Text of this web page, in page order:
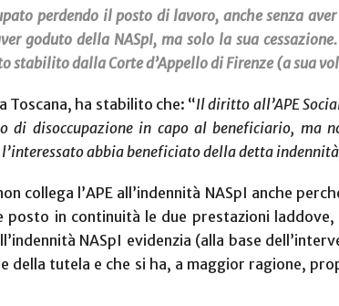
perdendo il posto di lavoro, anche senza
goduto della NASpI, ma solo la sua
stabilito dalla Corte d’Appello di Firenze (a sua
Toscana, ha stabilito che: “Il diritto all’APE
disoccupazione in capo al beneficiario, ma
abbia beneficiato della detta
collega l’APE all’indennità NASpI anche
in continuità le due prestazioni
NASpI evidenzia (alla base
della tutela e che si ha, a maggior ragione,